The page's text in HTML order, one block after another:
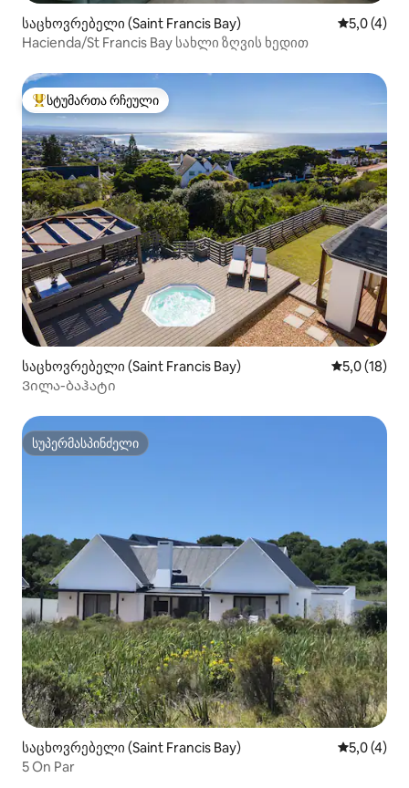
საცხოვრებელი (Saint Francis Bay) საშუალო
5,0 (4)
Hacienda/St Francis Bay სახლი ზღვის ხედით
სტუმართა რჩეული მოწინავე ვარიანტი
სტუმართა რჩეული
საცხოვრებელი (Saint Francis Bay) საშუალო
5,0 (18)
Ვილა-ბაჰატი
სუპერმასპინძელი
სუპერმასპინძელი
საცხოვრებელი (Saint Francis Bay) საშუალო
5,0 (4)
5 On Par